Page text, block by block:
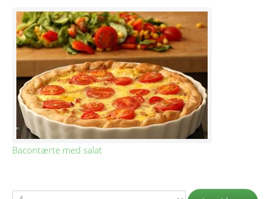
Bacontærte med salat